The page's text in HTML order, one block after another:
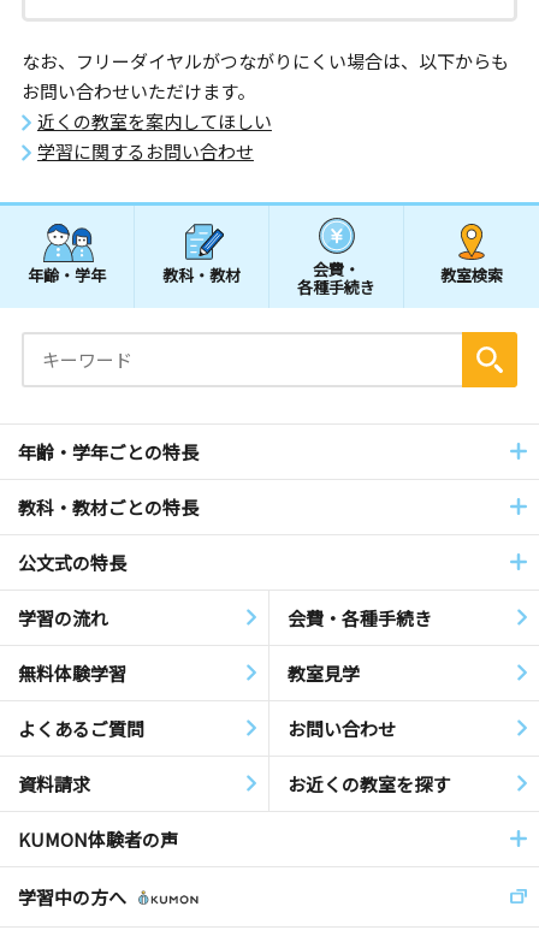
なお、フリーダイヤルがつながりにくい場合は、以下からも
お問い合わせいただけます。
近くの教室を案内してほしい
学習に関するお問い合わせ
年齢・学年 教科・教材 会費・
各種手続き
教室検索
年齢・学年ごとの特長
教科・教材ごとの特長
公文式の特長
学習の流れ 会費・各種手続き
無料体験学習 教室見学
よくあるご質問 お問い合わせ
資料請求 お近くの教室を探す
KUMON体験者の声
学習中の方へ